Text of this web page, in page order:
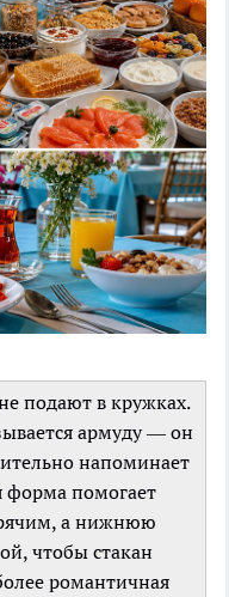
подают в кружках.
армуду — он
напоминает
форма помогает
а нижнюю
чтобы стакан
романтичная